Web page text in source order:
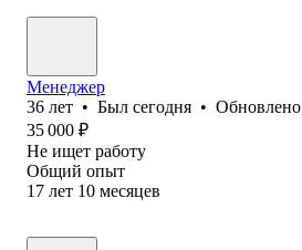
Менеджер
36 лет • Был сегодня • Обновлено
35 000 ₽
Не ищет работу
Общий опыт
17 лет 10 месяцев